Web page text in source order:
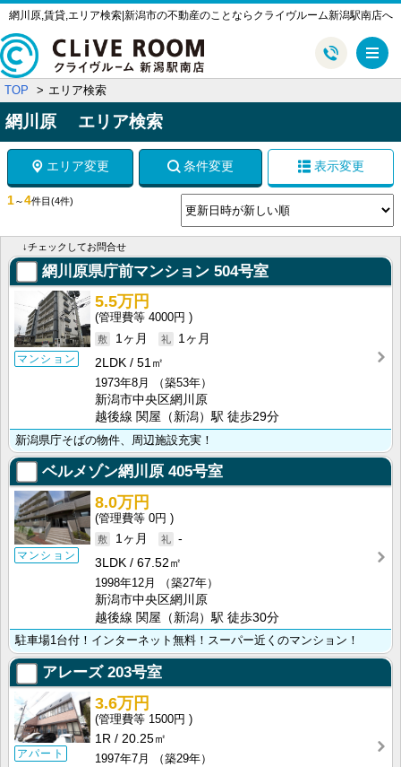
網川原,賃貸,エリア検索|新潟市の不動産のことならクライヴルーム新潟駅南店へ
TOP エリア検索
網川原 エリア検索
エリア変更 条件変更 表示変更
1～4件目 (4件)
↓チェックしてお問合せ
網川原県庁前マンション 504号室
マンション
5.5万円
4000円
1ヶ月
1ヶ月
2LDK
51㎡
1973年8月
（築53年）
新潟市中央区網川原
越後線 関屋（新潟）駅 徒歩29分
新潟県庁そばの物件、周辺施設充実！
ベルメゾン網川原 405号室
マンション
8.0万円
0円
1ヶ月
-
3LDK
67.52㎡
1998年12月
（築27年）
新潟市中央区網川原
越後線 関屋（新潟）駅 徒歩30分
駐車場1台付！インターネット無料！スーパー近くのマンション！
アレーズ203号室
アパート
3.6万円
1500円
1R
20.25㎡
1997年7月
（築29年）